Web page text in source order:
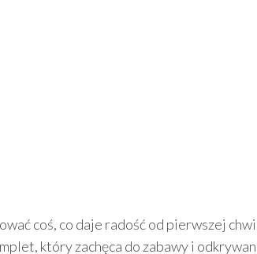
coś, co daje radość od pierwszej
który zachęca do zabawy i